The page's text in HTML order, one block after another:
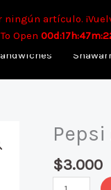
artículo.
Open
domicilio: 90 min.
Pepsi
$3.000
Pepsi
2
L